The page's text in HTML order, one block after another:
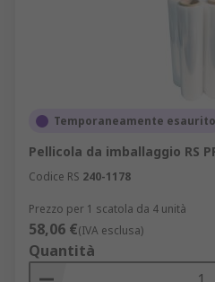
Temporaneamente esaurito
Pellicola da imballaggio RS
Codice RS 240-1178
Prezzo per 1 scatola da 4 unità
58,06 €(IVA esclusa)
Quantità